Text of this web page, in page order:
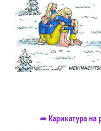
➦ Карикатура